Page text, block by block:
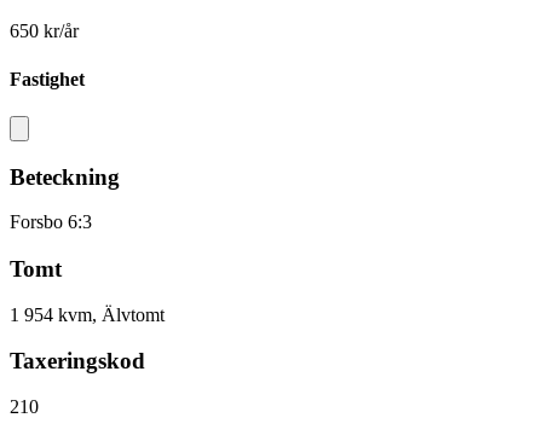
650 kr/år
Fastighet
Beteckning
Forsbo 6:3
Tomt
1 954 kvm, Älvtomt
Taxeringskod
210